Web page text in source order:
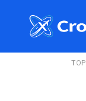
TOP